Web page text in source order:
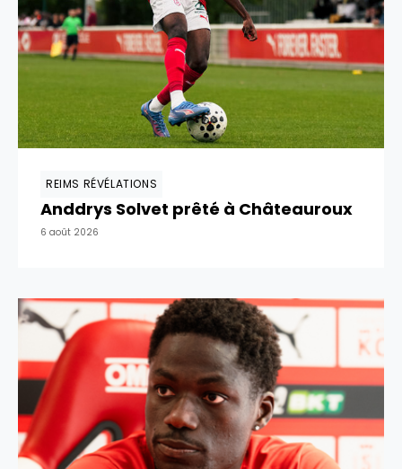
REIMS RÉVÉLATIONS
Anddrys Solvet prêté à Châteauroux
6 août 2026